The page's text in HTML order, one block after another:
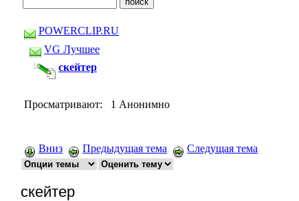
POWERCLIP.RU
VG Лучшее
скейтер
Просматривают: 1 Анонимно
Вниз Предыдущая тема Следущая тема
скейтер